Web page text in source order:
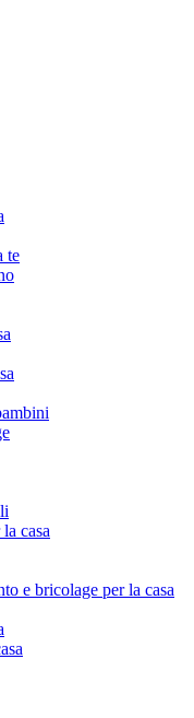
te
casa
e bricolage per la casa